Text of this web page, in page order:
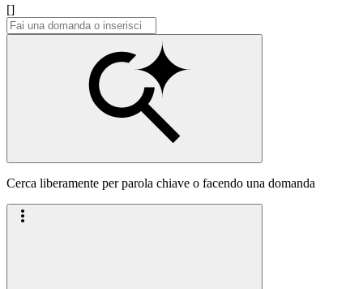
[]
Cerca liberamente per parola chiave o facendo una domanda